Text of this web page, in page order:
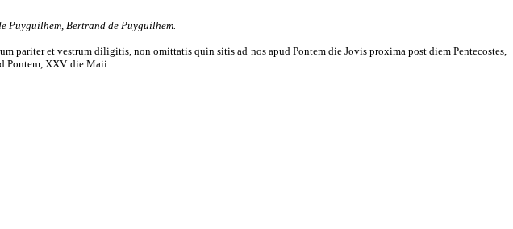
Puyguilhem, Bertrand de Puyguilhem.
pariter et vestrum diligitis, non omittatis quin sitis ad nos apud Pontem die Jovis proxima post diem Pentecostes,
Pontem, XXV. die Maii.